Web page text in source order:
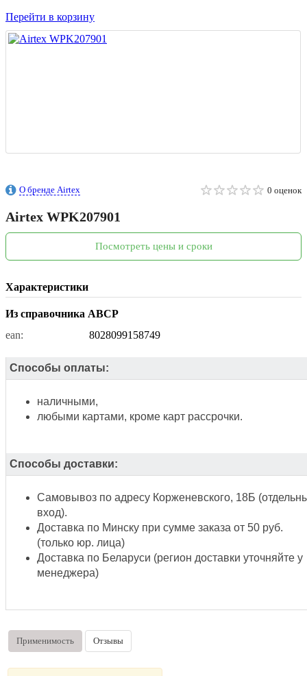
Перейти в корзину
О бренде Airtex 0 оценок
Airtex WPK207901
Посмотреть цены и сроки
Характеристики
Из справочника ABCP
ean:
8028099158749
Способы оплаты:
наличными,
любыми картами, кроме карт рассрочки.
Способы доставки:
Самовывоз по адресу Корженевского, 18Б
вход).
Доставка по Минску при сумме заказа от 50 руб.
(только юр. лица)
Доставка по Беларуси (регион доставки уточняйте у
менеджера)
Применимость Отзывы